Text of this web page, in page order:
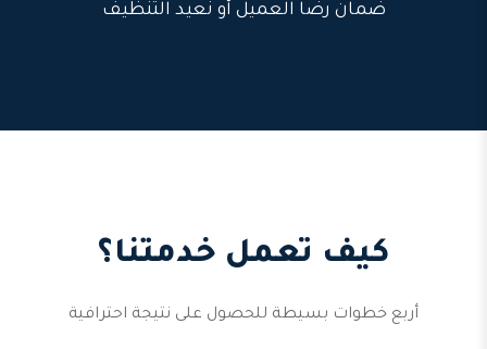
ضمان رضا العميل أو نعيد التنظيف
كيف تعمل خدمتنا؟
أربع خطوات بسيطة للحصول على نتيجة احترافية